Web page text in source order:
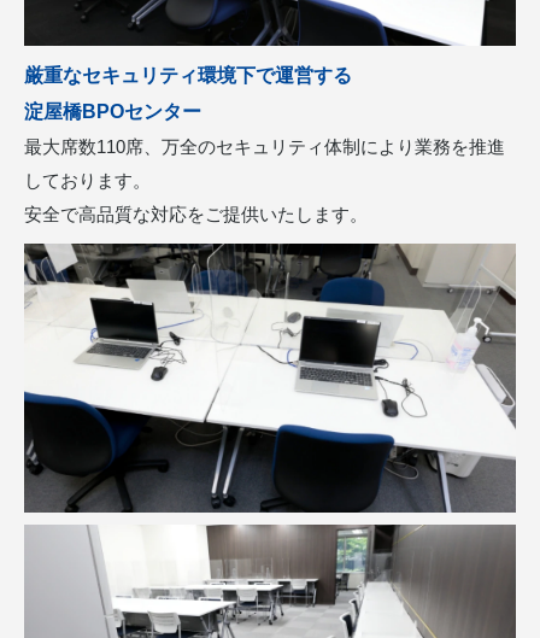
厳重なセキュリティ環境下で運営する
淀屋橋BPOセンター
最⼤席数110席、万全のセキュリティ体制により業務を推進
しております。
安全で⾼品質な対応をご提供いたします。